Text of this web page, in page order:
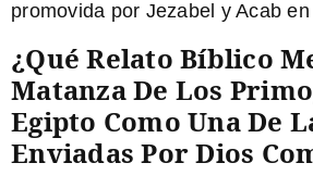
promovida por Jezabel y Acab
¿Qué Relato Bíblico
Matanza De Los
Egipto Como Una De
Enviadas Por Dios